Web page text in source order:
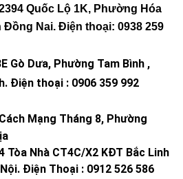
Quốc Lộ 1K, Phường Hóa
Đồng Nai. Điện thoại: 0938 259
Gò Dưa, Phường Tam Bình ,
. Điện thoại : 0906 359 992
Mạng Tháng 8, Phường
Tòa Nhà CT4C/X2 KĐT Bắc Linh
Điện Thoại : 0912 526 586